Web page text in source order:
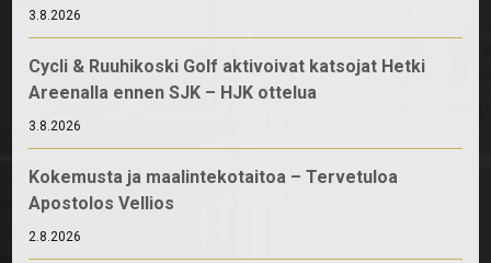
3.8.2026
Cycli & Ruuhikoski Golf aktivoivat katsojat Hetki
Areenalla ennen SJK – HJK ottelua
3.8.2026
Kokemusta ja maalintekotaitoa – Tervetuloa
Apostolos Vellios
2.8.2026